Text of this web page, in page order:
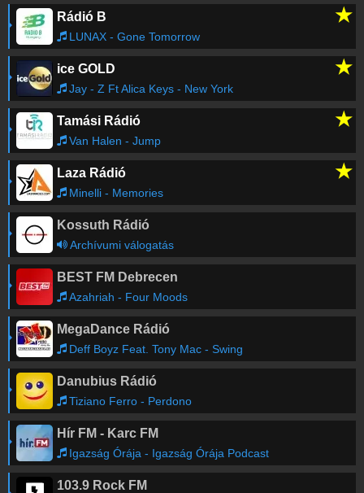
Rádió B ★
LUNAX - Gone Tomorrow
ice GOLD ★
Jay - Z Ft Alica Keys - New York
Tamási Rádió ★
Van Halen - Jump
Laza Rádió ★
Minelli - Memories
Kossuth Rádió
Archívumi válogatás
BEST FM Debrecen
Azahriah - Four Moods
MegaDance Rádió
Deff Boyz Feat. Tony Mac - Swing
Danubius Rádió
Tiziano Ferro - Perdono
Hír FM - Karc FM
Igazság Órája - Igazság Órája Podcast
103.9 Rock FM